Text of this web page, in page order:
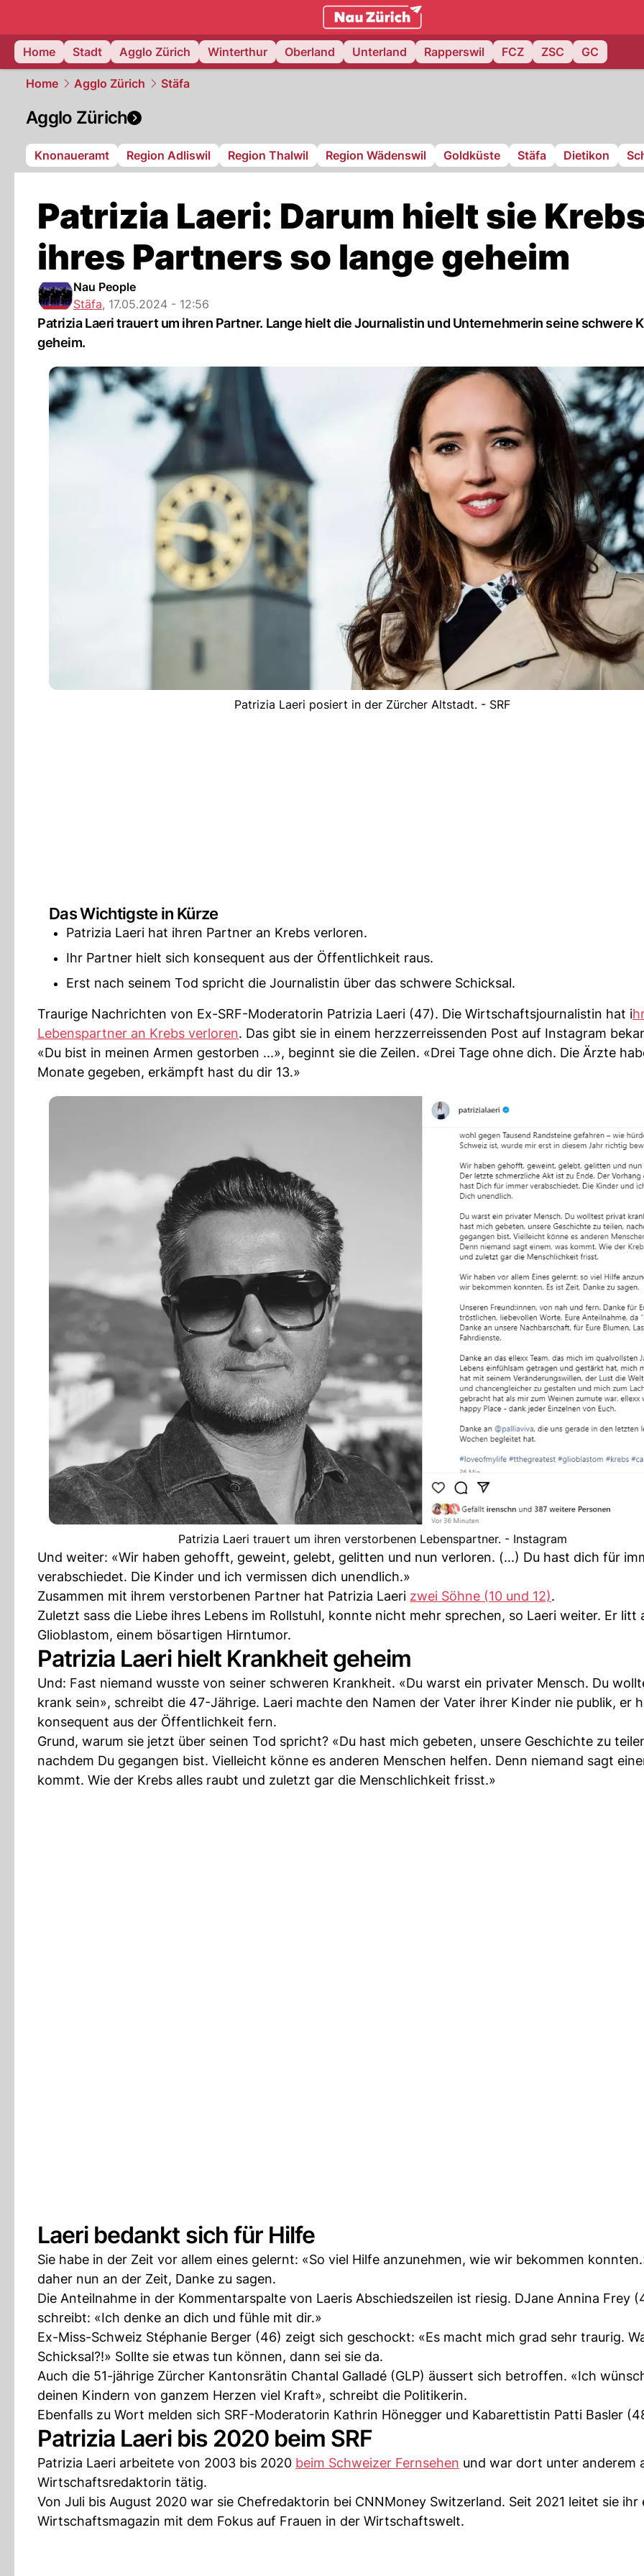
zurich.NAU.ch
Home
Stadt Agglo Zürich Winterthur Oberland Unterland Rapperswil FCZ ZSC GC
Home Agglo Zürich Stäfa
Agglo Zürich
Knonaueramt Region Adliswil Region Thalwil Region Wädenswil Goldküste Stäfa Dietikon
Patrizia Laeri: Darum hielt sie
ihres Partners so lange geheim
Nau People
Stäfa, 17.05.2024 - 12:56
Patrizia Laeri trauert um ihren Partner. Lange hielt die Journalistin und Unternehmerin seine schwere
geheim.
Patrizia Laeri posiert in der Zürcher Altstadt. - SRF
Das Wichtigste in Kürze
Patrizia Laeri hat ihren Partner an Krebs verloren.
Ihr Partner hielt sich konsequent aus der Öffentlichkeit raus.
Erst nach seinem Tod spricht die Journalistin über das schwere Schicksal.
Traurige Nachrichten von Ex-SRF-Moderatorin Patrizia Laeri (47). Die Wirtschaftsjournalistin hat i
Lebenspartner an Krebs verloren. Das gibt sie in einem herzzerreissenden Post auf Instagram
«Du bist in meinen Armen gestorben ...», beginnt sie die Zeilen. «Drei Tage ohne dich. Die Ärzte
Monate gegeben, erkämpft hast du dir 13.»
Patrizia Laeri trauert um ihren verstorbenen Lebenspartner. - Instagram
Und weiter: «Wir haben gehofft, geweint, gelebt, gelitten und nun verloren. (...) Du hast dich für
verabschiedet. Die Kinder und ich vermissen dich unendlich.»
Zusammen mit ihrem verstorbenen Partner hat Patrizia Laeri zwei Söhne (10 und 12).
Zuletzt sass die Liebe ihres Lebens im Rollstuhl, konnte nicht mehr sprechen, so Laeri weiter. Er litt
Glioblastom, einem bösartigen Hirntumor.
Patrizia Laeri hielt Krankheit geheim
Und: Fast niemand wusste von seiner schweren Krankheit. «Du warst ein privater Mensch. Du
krank sein», schreibt die 47-Jährige. Laeri machte den Namen der Vater ihrer Kinder nie publik, er
konsequent aus der Öffentlichkeit fern.
Grund, warum sie jetzt über seinen Tod spricht? «Du hast mich gebeten, unsere Geschichte zu
nachdem Du gegangen bist. Vielleicht könne es anderen Menschen helfen. Denn niemand sagt
kommt. Wie der Krebs alles raubt und zuletzt gar die Menschlichkeit frisst.»
Laeri bedankt sich für Hilfe
Sie habe in der Zeit vor allem eines gelernt: «So viel Hilfe anzunehmen, wie wir bekommen
daher nun an der Zeit, Danke zu sagen.
Die Anteilnahme in der Kommentarspalte von Laeris Abschiedszeilen ist riesig. DJane Annina Frey
schreibt: «Ich denke an dich und fühle mit dir.»
Ex-Miss-Schweiz Stéphanie Berger (46) zeigt sich geschockt: «Es macht mich grad sehr traurig.
Schicksal?!» Sollte sie etwas tun können, dann sei sie da.
Auch die 51-jährige Zürcher Kantonsrätin Chantal Galladé (GLP) äussert sich betroffen. «Ich
deinen Kindern von ganzem Herzen viel Kraft», schreibt die Politikerin.
Ebenfalls zu Wort melden sich SRF-Moderatorin Kathrin Hönegger und Kabarettistin Patti Basler
Patrizia Laeri bis 2020 beim SRF
Patrizia Laeri arbeitete von 2003 bis 2020 beim Schweizer Fernsehen und war dort unter anderem
Wirtschaftsredaktorin tätig.
Von Juli bis August 2020 war sie Chefredaktorin bei CNNMoney Switzerland. Seit 2021 leitet sie ihr
Wirtschaftsmagazin mit dem Fokus auf Frauen in der Wirtschaftswelt.